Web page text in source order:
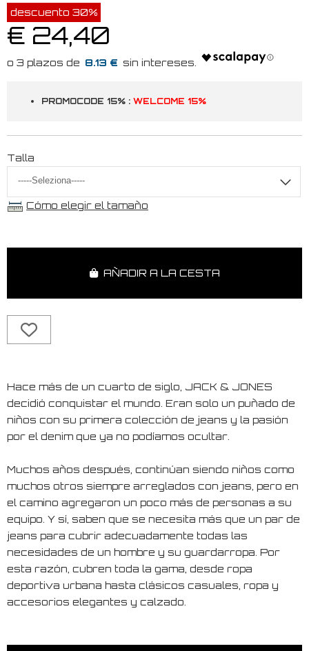
descuento 30%
€ 24,40
8.13 €
PROMOCODE 15% : WELCOME 15%
Talla
Cómo elegir el tamaño
AÑADIR A LA CESTA
Hace más de un cuarto de siglo, JACK & JONES
decidió conquistar el mundo. Eran solo un puñado de
niños con su primera colección de jeans y la pasión
por el denim que ya no podíamos ocultar.
Muchos años después, continúan siendo niños como
muchos otros siempre arreglados con jeans, pero en
el camino agregaron un poco más de personas a su
equipo. Y sí, saben que se necesita más que un par de
jeans para cubrir adecuadamente todas las
necesidades de un hombre y su guardarropa. Por
esta razón, cubren toda la gama, desde ropa
deportiva urbana hasta clásicos casuales, ropa y
accesorios elegantes y calzado.